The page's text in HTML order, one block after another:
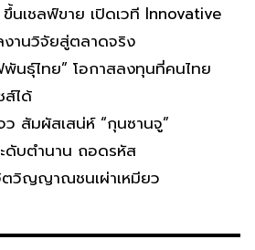
นเชลฟ์ขาย เปิดเวที Innovative
านวิจัยสู่ตลาดจริง
พันธุ์ไทย” โอกาสลงทุนที่คนไทย
ส์ได้
สัมผัสเสน่ห์ “กุนซานจู”
ดับตำนาน ถอดรหัส
ตวิญญาณชนเผ่าเหมียว